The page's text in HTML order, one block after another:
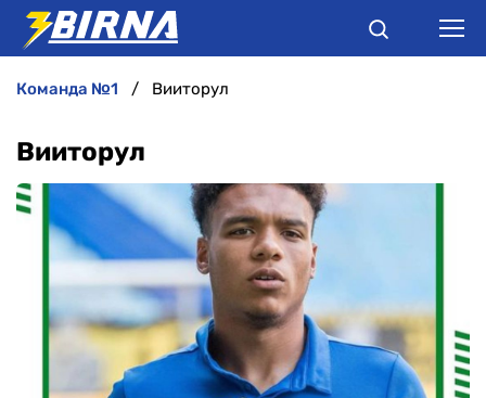
АНАЛІТИКА
ІНТЕРВ'Ю
РІЗНЕ
БУКМЕКЕРИ
команда №1 Вииторул
Вииторул